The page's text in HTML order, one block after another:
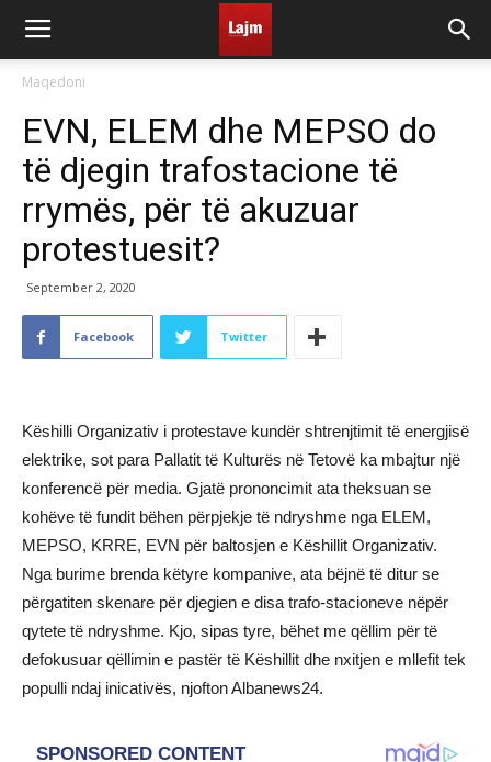
Maqedoni
EVN, ELEM dhe MEPSO do
të djegin trafostacione të
rrymës, për të akuzuar
protestuesit?
September 2, 2020
Facebook Twitter
Këshilli Organizativ i protestave kundër shtrenjtimit të energjisë
elektrike, sot para Pallatit të Kulturës në Tetovë ka mbajtur një
konferencë për media. Gjatë prononcimit ata theksuan se
kohëve të fundit bëhen përpjekje të ndryshme nga ELEM,
MEPSO, KRRE, EVN për baltosjen e Këshillit Organizativ.
Nga burime brenda këtyre kompanive, ata bëjnë të ditur se
përgatiten skenare për djegien e disa trafo-stacioneve nëpër
qytete të ndryshme. Kjo, sipas tyre, bëhet me qëllim për të
defokusuar qëllimin e pastër të Këshillit dhe nxitjen e mllefit tek
populli ndaj inicativës, njofton Albanews24.